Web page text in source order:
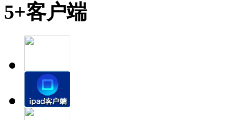
5+客户端